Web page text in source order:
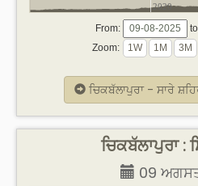
2020
From:
Zoom:
ਚਿਕਬੱਲਾਪੁਰਾ - ਸਾਰੇ
ਚਿਕਬੱਲਾਪੁਰਾ :
09